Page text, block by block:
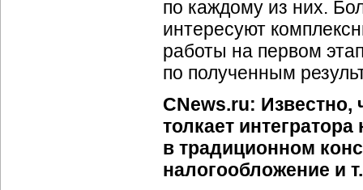
по каждому из них.
интересуют
работы на первом
по полученным
CNews.ru: Известно,
толкает
в традиционном
налогообложение и